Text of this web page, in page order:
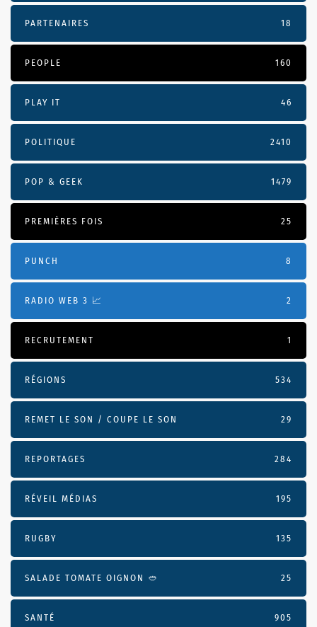
PARTENAIRES 18
PEOPLE 160
PLAY IT 46
POLITIQUE 2410
POP & GEEK 1479
PREMIÈRES FOIS 25
PUNCH 8
RADIO WEB 3 📈 2
RECRUTEMENT 1
RÉGIONS 534
REMET LE SON / COUPE LE SON 29
REPORTAGES 284
RÉVEIL MÉDIAS 195
RUGBY 135
SALADE TOMATE OIGNON 🥙 25
SANTÉ 905